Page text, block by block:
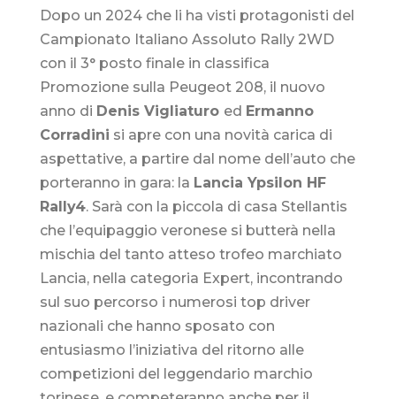
Dopo un 2024 che li ha visti protagonisti del
Campionato Italiano Assoluto Rally 2WD
con il 3° posto finale in classifica
Promozione sulla Peugeot 208, il nuovo
anno di Denis Vigliaturo ed Ermanno
Corradini si apre con una novità carica di
aspettative, a partire dal nome dell’auto che
porteranno in gara: la Lancia Ypsilon HF
Rally4. Sarà con la piccola di casa Stellantis
che l’equipaggio veronese si butterà nella
mischia del tanto atteso trofeo marchiato
Lancia, nella categoria Expert, incontrando
sul suo percorso i numerosi top driver
nazionali che hanno sposato con
entusiasmo l’iniziativa del ritorno alle
competizioni del leggendario marchio